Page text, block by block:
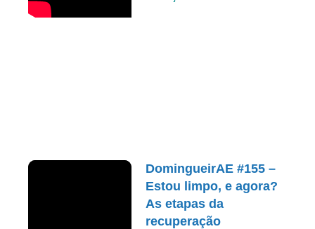
DomingueirAE #155 –
Estou limpo, e agora?
As etapas da
recuperação